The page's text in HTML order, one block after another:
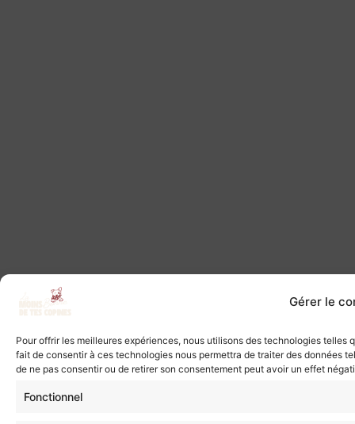
Gérer le
Pour offrir les meilleures expériences, nous utilisons des technologies
fait de consentir à ces technologies nous permettra de traiter des données
de ne pas consentir ou de retirer son consentement peut avoir un effet
Fonctionnel